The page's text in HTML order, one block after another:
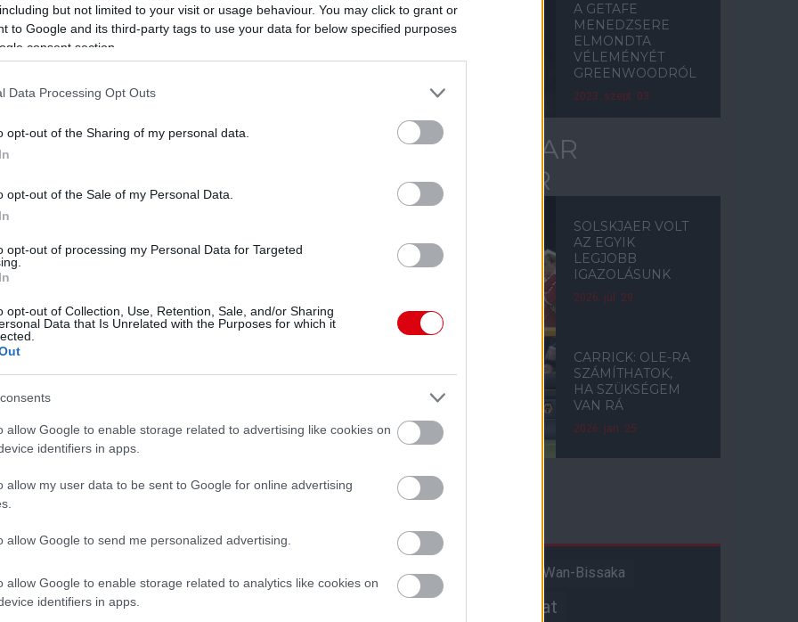
but not limited to your visit or usage behaviour. You may click to grant or
to Google and its third-party tags to use your data for below specified purposes
consent section.
Data Processing Opt Outs
opt-out of the Sharing of my personal data.
opt-out of the Sale of my Personal Data.
opt-out of processing my Personal Data for Targeted
opt-out of Collection, Use, Retention, Sale, and/or Sharing
Data that Is Unrelated with the Purposes for which it
allow Google to enable storage related to advertising like cookies on
identifiers in apps.
allow my user data to be sent to Google for online advertising
allow Google to send me personalized advertising.
allow Google to enable storage related to analytics like cookies on
identifiers in apps.
hogy Anglia legjobb hat csapatának egyike ellen
kell sáfárkodnunk az ő játékidejével. De az Astana
készen áll a feladatokra."
arra, hogy ezen gondolkodjak."
ebben a szezonban megnövekedett felelősséget
vezethette ki társait a Ligakupában, a 19 éves
a mérkőzésen a felnőttek között.
fejlődését illetően, lelkendezve tette meg mindezt:
amely folyamatosan formálódik, fejlődik.
a klub kultúráját."
a munkabírással és a vággyal pedig
Sikerül megtalálnunk a nyugvópontot ebben
A GETAFE
MENEDZSERE
ELMONDTA
VÉLEMÉNYÉT
GREENWOODRÓL
2023. szept. 03.
OLE GUNNAR
SOLSKJAER
SOLSKJAER VOLT
AZ EGYIK
LEGJOBB
IGAZOLÁSUNK
2026. júl. 29.
CARRICK: OLE-RA
SZÁMÍTHATOK,
HA SZÜKSÉGEM
VAN RÁ
2026. jan. 25.
A hangadó Aaron Wan-Bissaka
Akadémiai csapat